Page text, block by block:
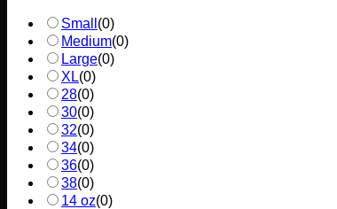
Small (0)
Medium(0)
Large(0)
XL(0)
28(0)
30(0)
32(0)
34(0)
36(0)
38(0)
14 oz(0)